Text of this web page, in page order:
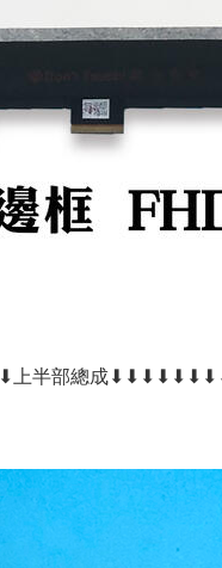
半部總成